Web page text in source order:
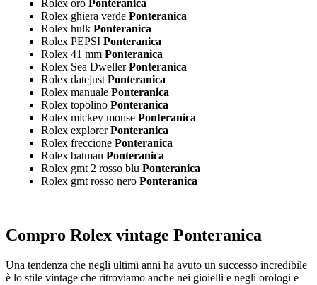
Rolex oro Ponteranica
Rolex ghiera verde Ponteranica
Rolex hulk Ponteranica
Rolex PEPSI Ponteranica
Rolex 41 mm Ponteranica
Rolex Sea DwellerPonteranica
Rolex datejust Ponteranica
Rolex manuale Ponteranica
Rolex topolino Ponteranica
Rolex mickey mouse Ponteranica
Rolex explorerPonteranica
Rolex freccione Ponteranica
Rolex batman Ponteranica
Rolex gmt 2 rosso blu Ponteranica
Rolex gmt rosso nero Ponteranica
Compro Rolex vintage Ponteranica
Una tendenza che negli ultimi anni ha avuto un successo incredibile
è lo stile vintage che ritroviamo anche nei gioielli e negli orologi e